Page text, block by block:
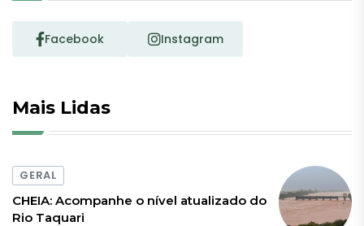
Facebook Instagram
Mais Lidas
GERAL
CHEIA: Acompanhe o nível atualizado do
Rio Taquari